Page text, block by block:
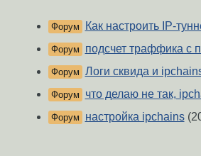
Форум Как настроить IP-
Форум подсчет траффика с
Форум Логи сквида и
Форум что делаю не так,
Форум настройка ipchains